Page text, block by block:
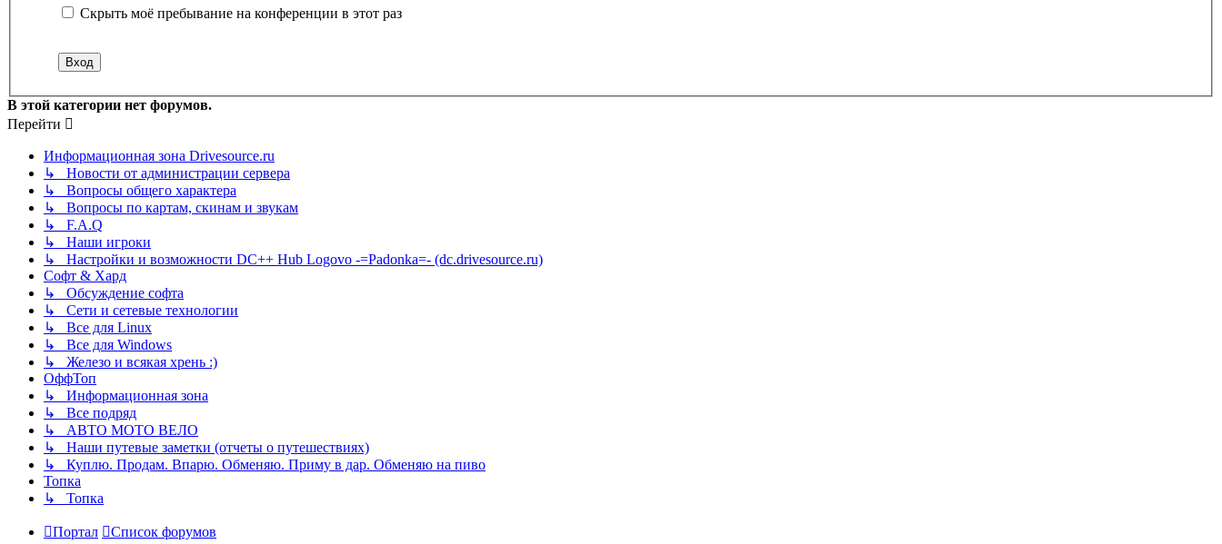
Скрыть моё пребывание на конференции в этот раз
В этой категории нет форумов.
Перейти
Информационная зона Drivesource.ru
↳ Новости от администрации сервера
↳ Вопросы общего характера
↳ Вопросы по картам, скинам и звукам
↳ F.A.Q
↳ Наши игроки
↳ Настройки и возможности DC++ Hub Logovo -=Padonka=- (dc.drivesource.ru)
Софт & Хард
↳ Обсуждение софта
↳ Сети и сетевые технологии
↳ Все для Linux
↳ Все для Windows
↳ Железо и всякая хрень :)
ОффТоп
↳ Информационная зона
↳ Все подряд
↳ АВТО МОТО ВЕЛО
↳ Наши путевые заметки (отчеты о путешествиях)
↳ Куплю. Продам. Впарю. Обменяю. Приму в дар. Обменяю на пиво
Топка
↳ Топка
Портал
Список форумов